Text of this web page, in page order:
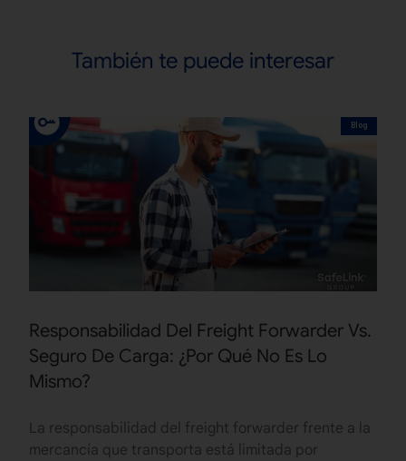
También te puede interesar
Blog
Responsabilidad Del Freight Forwarder Vs.
Seguro De Carga: ¿Por Qué No Es Lo
Mismo?
La responsabilidad del freight forwarder frente a la
mercancía que transporta está limitada por